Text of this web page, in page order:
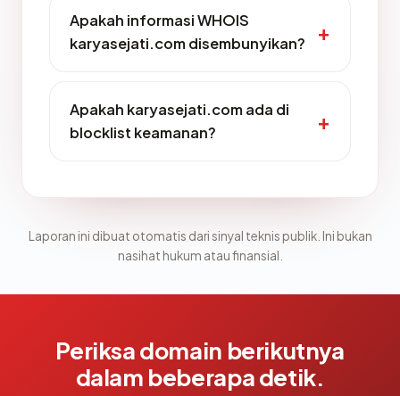
Apakah informasi WHOIS
karyasejati.com disembunyikan?
Apakah karyasejati.com ada di
blocklist keamanan?
Laporan ini dibuat otomatis dari sinyal teknis publik. Ini bukan
nasihat hukum atau finansial.
Periksa domain berikutnya
dalam beberapa detik.